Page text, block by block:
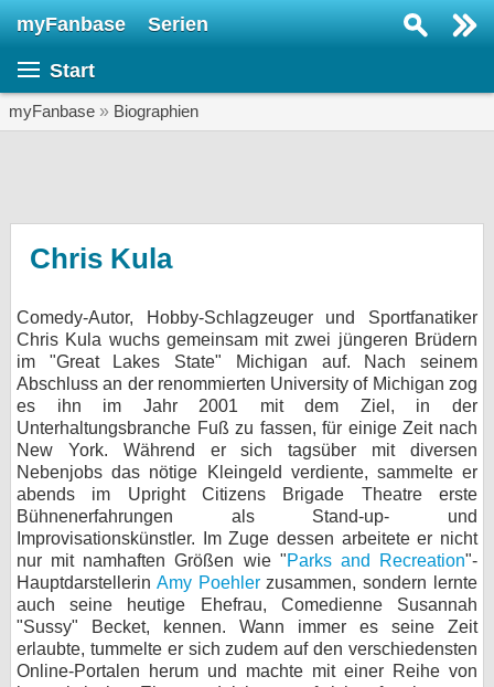
myFanbase Serien
Start
myFanbase » Biographien
Chris Kula
Comedy-Autor, Hobby-Schlagzeuger und Sportfanatiker
Chris Kula wuchs gemeinsam mit zwei jüngeren Brüdern
im "Great Lakes State" Michigan auf. Nach seinem
Abschluss an der renommierten University of Michigan zog
es ihn im Jahr 2001 mit dem Ziel, in der
Unterhaltungsbranche Fuß zu fassen, für einige Zeit nach
New York. Während er sich tagsüber mit diversen
Nebenjobs das nötige Kleingeld verdiente, sammelte er
abends im Upright Citizens Brigade Theatre erste
Bühnenerfahrungen als Stand-up- und
Improvisationskünstler. Im Zuge dessen arbeitete er nicht
nur mit namhaften Größen wie "Parks and Recreation"-
Hauptdarstellerin Amy Poehlerzusammen, sondern lernte
auch seine heutige Ehefrau, Comedienne Susannah
"Sussy" Becket, kennen. Wann immer es seine Zeit
erlaubte, tummelte er sich zudem auf den verschiedensten
Online-Portalen herum und machte mit einer Reihe von
KULTUR
Specials
SERVICE
Gewinnspiele
Forum
bei X
bei Facebook
Kontakt